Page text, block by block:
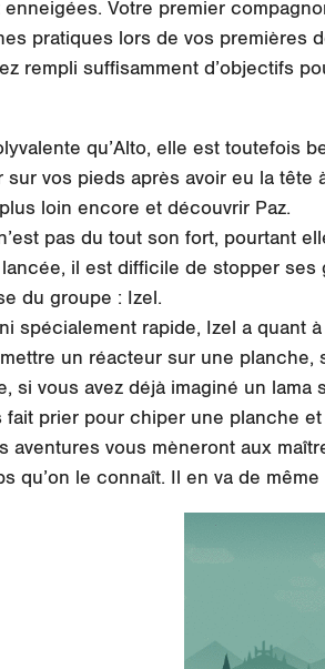
Votre premier
pratiques lors de vos premières
rempli suffisamment d’objectifs
qu’Alto, elle est toutefois
sur vos pieds après avoir eu la tête
loin encore et découvrir Paz.
pas du tout son fort, pourtant
il est difficile de stopper
du groupe : Izel.
spécialement rapide, Izel a quant
un réacteur sur une planche,
si vous avez déjà imaginé un lama
fait prier pour chiper une planche
aventures vous mèneront aux
qu’on le connaît. Il en va de